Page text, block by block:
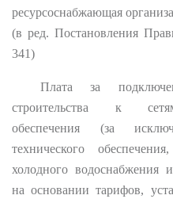
ресурсоснабжающая
(в ред. Постановления
341)
Плата за
строительства к
обеспечения (за
технического
холодного водоснабжения
на основании тарифов,